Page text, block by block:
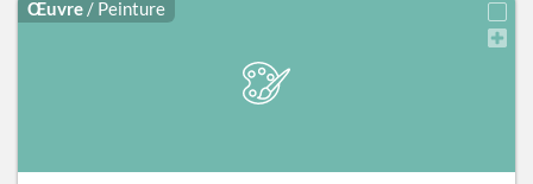
Œuvre / Peinture